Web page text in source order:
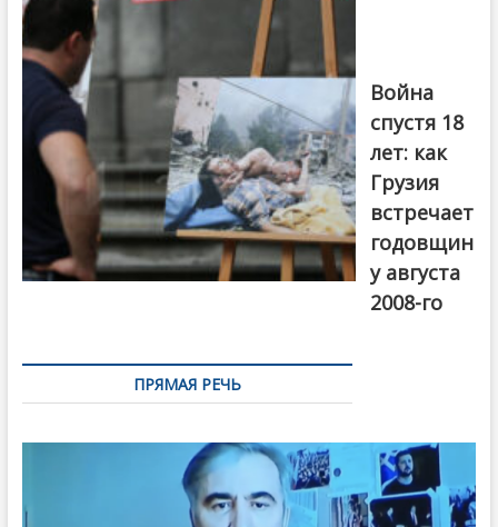
Первый канал
Война
спустя 18
лет: как
Грузия
встречает
годовщин
у августа
2008-го
ПРЯМАЯ РЕЧЬ